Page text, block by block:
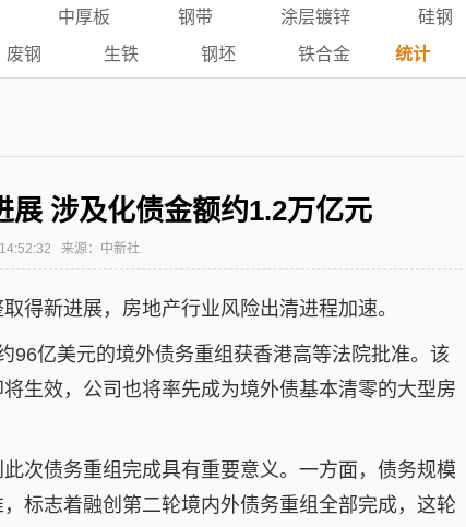
中厚板 钢带 涂层镀锌 硅钢
废钢 生铁 钢坯 铁合金 统计
展 涉及化债金额约1.2万亿元
来源：中新社
得新进展，房地产行业风险出清进程加速。
96亿美元的境外债务重组获香港高等法院批准。该
生效，公司也将率先成为境外债基本清零的大型房
次债务重组完成具有重要意义。一方面，债务规模
标志着融创第二轮境内外债务重组全部完成，这轮